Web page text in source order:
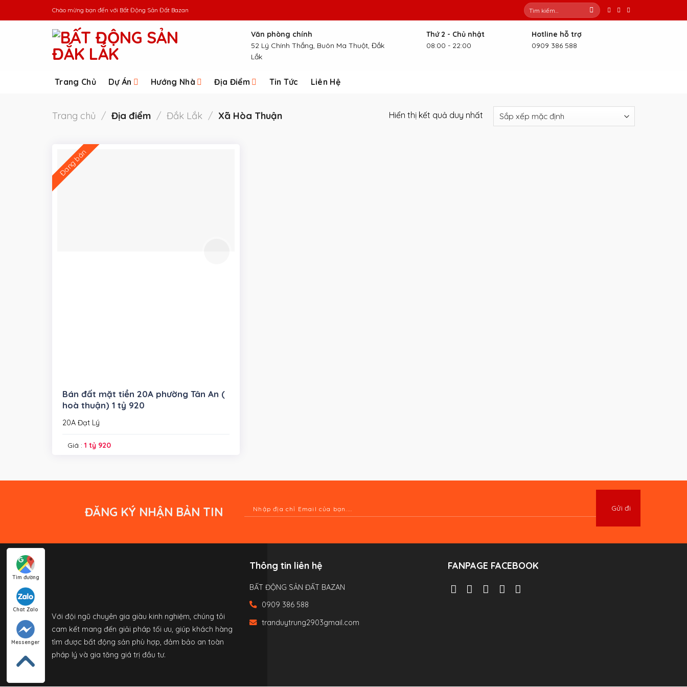
to
Chào mừng bạn đến với Bất Động Sản Đất Bazan
Tìm
kiếm:
Văn phòng chính
52 Lý Chính Thắng, Buôn Ma Thuột, Đắk
Lắk
Thứ 2 - Chủ nhật
08:00 - 22:00
Hotline hỗ trợ
0909 386 588
Trang Chủ Dự Án Hướng Nhà Địa Điểm Tin Tức Liên Hệ
Trang chủ / Địa điểm / Đắk Lắk / Xã Hòa Thuận Hiển thị kết quả duy nhất
Đang bán
Bán đất mặt tiền 20A phường Tân An (
hoà thuận) 1 tỷ 920
20A Đạt Lý
Giá : 1 tỷ 920
ĐĂNG KÝ NHẬN BẢN TIN
Với đội ngũ chuyên gia giàu kinh nghiệm, chúng tôi
cam kết mang đến giải pháp tối ưu, giúp khách hàng
tìm được bất động sản phù hợp, đảm bảo an toàn
pháp lý và gia tăng giá trị đầu tư.
Thông tin liên hệ
BẤT ĐỘNG SẢN ĐẤT BAZAN
0909 386 588
tranduytrung2903gmail.com
FANPAGE FACEBOOK
Tìm đường
Chat Zalo
Messenger